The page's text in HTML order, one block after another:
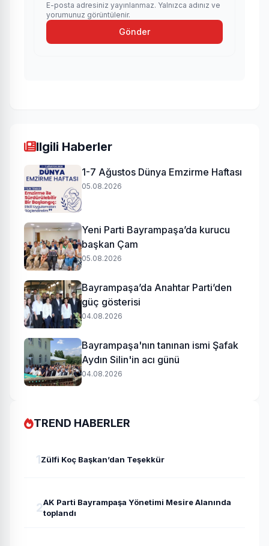
E-posta adresiniz yayınlanmaz. Yalnızca adınız ve
yorumunuz görüntülenir.
Gönder
Ilgili Haberler
1-7 Ağustos Dünya Emzirme Haftası
05.08.2026
Yeni Parti Bayrampaşa’da kurucu
başkan Çam
05.08.2026
Bayrampaşa’da Anahtar Parti’den
güç gösterisi
04.08.2026
Bayrampaşa'nın tanınan ismi Şafak
Aydın Silin'in acı günü
04.08.2026
TREND HABERLER
1Zülfi Koç Başkan’dan Teşekkür
2AK Parti Bayrampaşa Yönetimi Mesire Alanında
toplandı